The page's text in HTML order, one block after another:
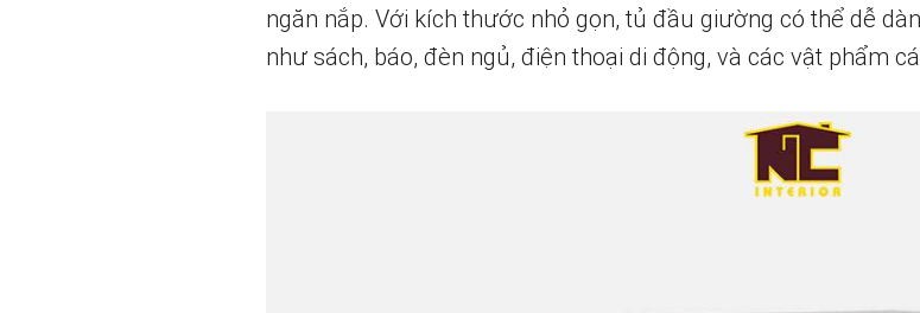
ngăn nắp. Với kích thước nhỏ gọn, tủ đầu giường có thể dễ
như sách, báo, đèn ngủ, điện thoại di động, và các vật phẩm